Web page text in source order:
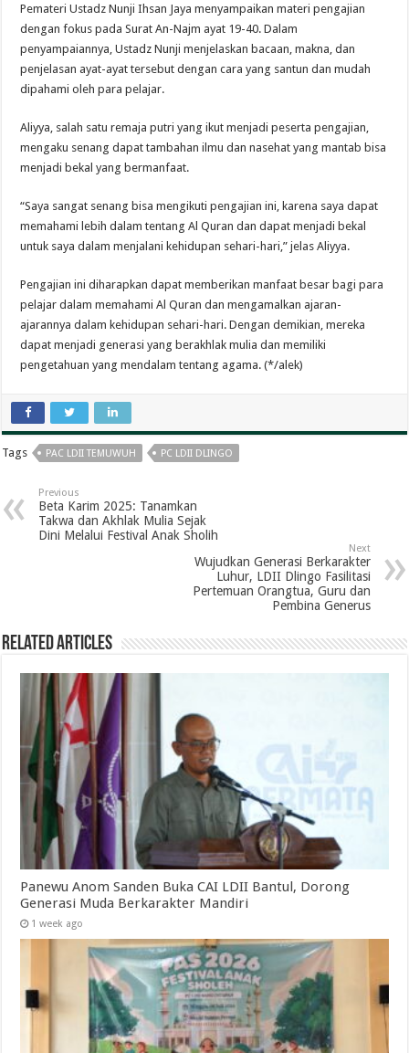
Pemateri Ustadz Nunji Ihsan Jaya menyampaikan materi pengajian
dengan fokus pada Surat An-Najm ayat 19-40. Dalam
penyampaiannya, Ustadz Nunji menjelaskan bacaan, makna, dan
penjelasan ayat-ayat tersebut dengan cara yang santun dan mudah
dipahami oleh para pelajar.
Aliyya, salah satu remaja putri yang ikut menjadi peserta pengajian,
mengaku senang dapat tambahan ilmu dan nasehat yang mantab bisa
menjadi bekal yang bermanfaat.
“Saya sangat senang bisa mengikuti pengajian ini, karena saya dapat
memahami lebih dalam tentang Al Quran dan dapat menjadi bekal
untuk saya dalam menjalani kehidupan sehari-hari,” jelas Aliyya.
Pengajian ini diharapkan dapat memberikan manfaat besar bagi para
pelajar dalam memahami Al Quran dan mengamalkan ajaran-
ajarannya dalam kehidupan sehari-hari. Dengan demikian, mereka
dapat menjadi generasi yang berakhlak mulia dan memiliki
pengetahuan yang mendalam tentang agama. (*/alek)
Tags PAC LDII TEMUWUH PC LDII DLINGO
Previous
Beta Karim 2025: Tanamkan
Takwa dan Akhlak Mulia Sejak
Dini Melalui Festival Anak Sholih
Next
Wujudkan Generasi Berkarakter
Luhur, LDII Dlingo Fasilitasi
Pertemuan Orangtua, Guru dan
Pembina Generus
Related Articles
Panewu Anom Sanden Buka CAI LDII Bantul, Dorong
Generasi Muda Berkarakter Mandiri
1 week ago